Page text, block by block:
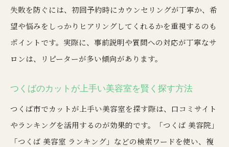
美容院選びで重視したい口コミとランキング
ショートカットが得意な美容室を見極める方法
つくば美容室で後悔しないカウンセリング活用
美容院予約のタイミングと最適な頻度を解説
美容院探しで比較したいサロンの強みとは
忙しい女性でも安心の美容院予約活用法
美容院予約なしで通えるサロンの選び方
平日限定割引を活用した美容院利用術
失敗を防ぐには、初回予約時にカウンセリングが丁寧か、希
望や悩みをしっかりヒアリングしてくれるかを重視するのも
ポイントです。実際に、事前説明や質問への対応が丁寧なサ
ロンは、リピーターが多い傾向があります。
つくばのカットが上手い美容室を賢く探す方法
つくば市でカットが上手い美容室を探す際は、口コミサイト
やランキングを活用するのが効果的です。「つくば 美容院」
「つくば 美容室 ランキング」などの検索ワードを使い、複